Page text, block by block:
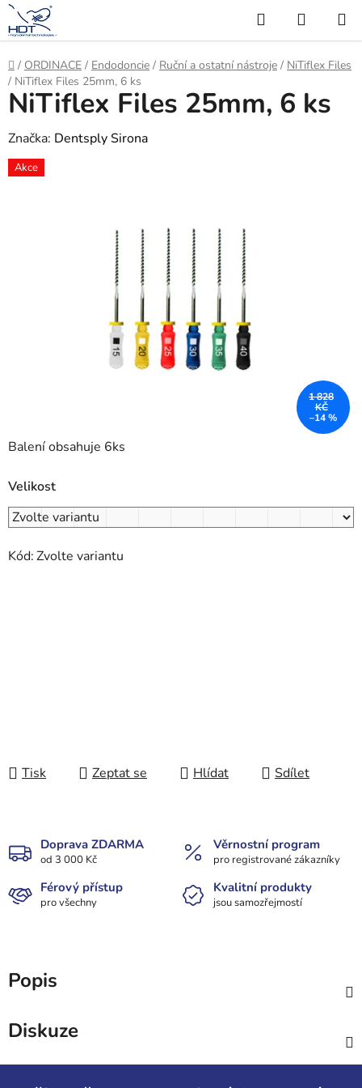
Přejít
na
obsah
Hledat
KOŠÍK
Domů
/ ORDINACE / Endodoncie / Ruční a ostatní nástroje / NiTiflex Files
/ NiTiflex Files 25mm, 6 ks
Balení obsahuje 6ks
Velikost
Kód:Zvolte variantu
Tisk Zeptat se Hlídat Sdílet
NiTiflex Files 25mm, 6 ks
Značka: Dentsply Sirona
Akce
1 828
KČ
–14 %
Doprava ZDARMA
od 3 000 Kč
Věrnostní program
pro registrované zákazníky
Férový přístup
pro všechny
Kvalitní produkty
jsou samozřejmostí
Popis
Diskuze